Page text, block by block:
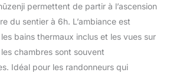
permettent de partir à l’ascension
du sentier à 6h. L’ambiance est
bains thermaux inclus et les vues sur
chambres sont souvent
Idéal pour les randonneurs qui